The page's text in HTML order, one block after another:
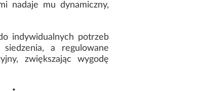
nadaje mu dynamiczny,
indywidualnych potrzeb
a regulowane
zwiększając wygodę